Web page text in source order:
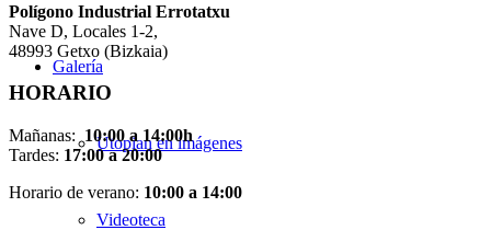
Galería
Utopian en imágenes
Videoteca
Polígono Industrial Errotatxu
Nave D, Locales 1-2,
48993 Getxo (Bizkaia)
HORARIO
Mañanas: 10:00 a 14:00h
Tardes: 17:00 a 20:00
Horario de verano: 10:00 a 14:00